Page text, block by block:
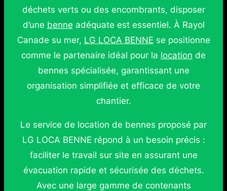
déchets verts ou des encombrants, disposer
d’une benne adéquate est essentiel. À Rayol
Canade su mer, LG LOCA BENNE se positionne
comme le partenaire idéal pour la location de
bennes spécialisée, garantissant une
organisation simplifiée et efficace de votre
chantier.
Le service de location de bennes proposé par
LG LOCA BENNE répond à un besoin précis :
faciliter le travail sur site en assurant une
évacuation rapide et sécurisée des déchets.
Avec une large gamme de contenants